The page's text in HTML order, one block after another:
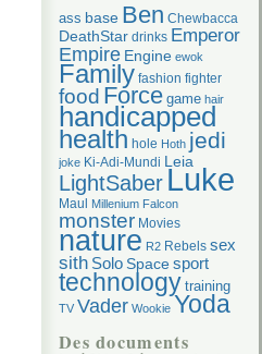
ass base Ben Chewbacca
DeathStar drinks Emperor
Empire Engine ewok
Family fashion fighter
food Force game hair
handicapped
health hole Hoth jedi
joke Ki-Adi-Mundi Leia
LightSaberLuke
Maul Millenium Falcon
monster Movies
nature R2 Rebels sex
sith SoloSpacesport
technology training
TV Vader Wookie Yoda
Des documents